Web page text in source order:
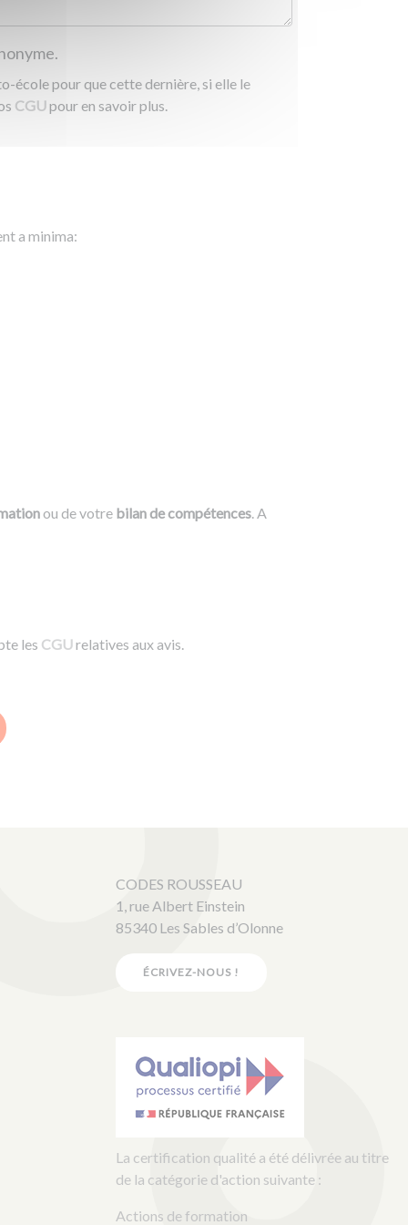
école pour que cette dernière, si elle le
CGUpour en savoir plus.
a minima:
ou de votre bilan de compétences. A
les CGUrelatives aux avis.
CODES ROUSSEAU
1, rue Albert Einstein
85340 Les Sables d’Olonne
ÉCRIVEZ-NOUS !
La certification qualité a été délivrée au titre
de la catégorie d'action suivante :
Actions de formation